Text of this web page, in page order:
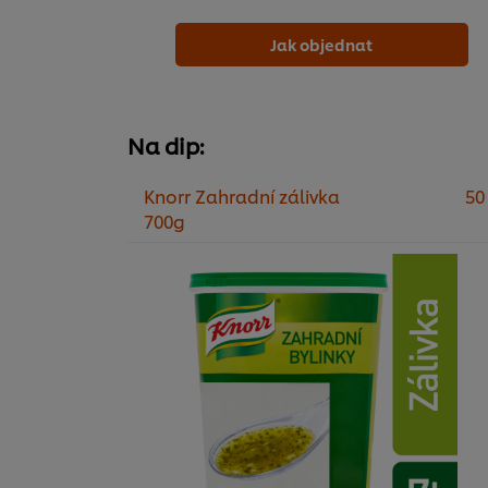
Jak objednat
Na dip:
Knorr Zahradní zálivka
700g